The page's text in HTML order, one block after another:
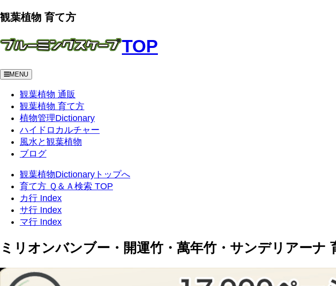
観葉植物 育て方
TOP
MENU
観葉植物 通販
観葉植物 育て方
植物管理Dictionary
ハイドロカルチャー
風水と観葉植物
ブログ
観葉植物Dictionaryトップへ
育て方 Ｑ＆Ａ検索 TOP
カ行 Index
サ行 Index
マ行 Index
ミリオンバンブー・開運竹・萬年竹・サンデリアー